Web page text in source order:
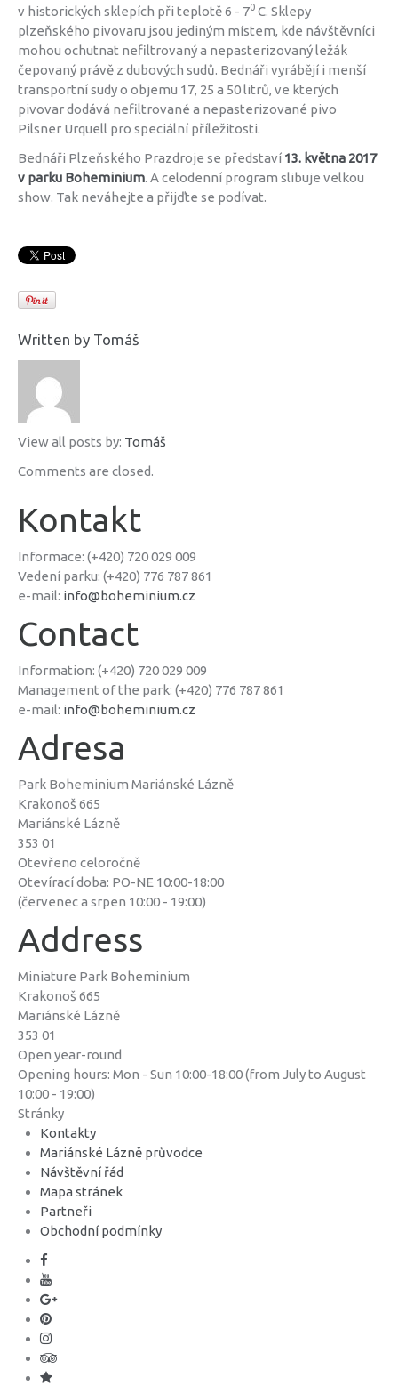
v historických sklepích při teplotě 6 - 70 C. Sklepy
plzeňského pivovaru jsou jediným místem, kde návštěvníci
mohou ochutnat nefiltrovaný a nepasterizovaný ležák
čepovaný právě z dubových sudů. Bednáři vyrábějí i menší
transportní sudy o objemu 17, 25 a 50 litrů, ve kterých
pivovar dodává nefiltrované a nepasterizované pivo
Pilsner Urquell pro speciální příležitosti.
Bednáři Plzeňského Prazdroje se představí 13. května 2017
v parku Boheminium. A celodenní program slibuje velkou
show. Tak neváhejte a přijďte se podívat.
Written by Tomáš
View all posts by: Tomáš
Comments are closed.
Kontakt
Informace: (+420) 720 029 009
Vedení parku: (+420) 776 787 861
e-mail: info@boheminium.cz
Contact
Information: (+420) 720 029 009
Management of the park: (+420) 776 787 861
e-mail: info@boheminium.cz
Adresa
Park Boheminium Mariánské Lázně
Krakonoš 665
Mariánské Lázně
353 01
Otevřeno celoročně
Otevírací doba: PO-NE 10:00-18:00
(červenec a srpen 10:00 - 19:00)
Address
Miniature Park Boheminium
Krakonoš 665
Mariánské Lázně
353 01
Open year-round
Opening hours: Mon - Sun 10:00-18:00 (from July to August
10:00 - 19:00)
Stránky
Kontakty
Mariánské Lázně průvodce
Návštěvní řád
Mapa stránek
Partneři
Obchodní podmínky